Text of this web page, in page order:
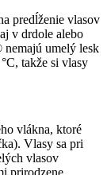
predĺženie vlasov
v drdole alebo
umelý lesk
takže si vlasy
vlákna, ktoré
Vlasy sa pri
vlasov
prirodzene,